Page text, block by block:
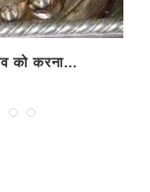
को करना...